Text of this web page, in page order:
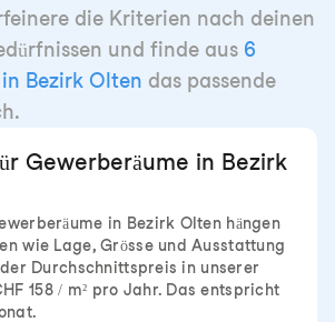
die Kriterien nach deinen
und finde aus 6
Bezirk Olten das passende
Gewerberäume in Bezirk
in Bezirk Olten hängen
wie Lage, Grösse und Ausstattung
Durchschnittspreis in unserer
158 / m² pro Jahr. Das entspricht